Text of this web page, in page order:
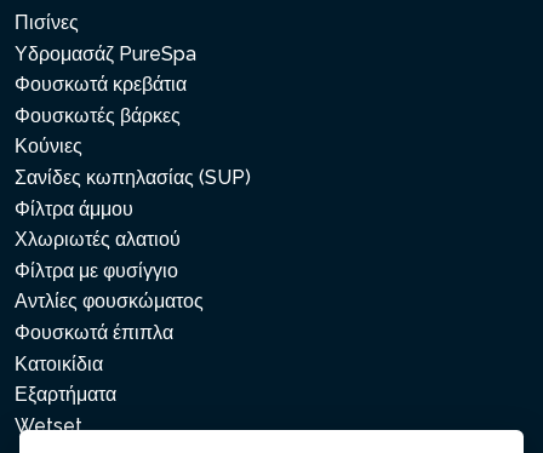
Πισίνες
Υδρομασάζ PureSpa
Φουσκωτά κρεβάτια
Φουσκωτές βάρκες
Κούνιες
Σανίδες κωπηλασίας (SUP)
Φίλτρα άμμου
Χλωριωτές αλατιού
Φίλτρα με φυσίγγιο
Αντλίες φουσκώματος
Φουσκωτά έπιπλα
Κατοικίδια
Εξαρτήματα
Wetset